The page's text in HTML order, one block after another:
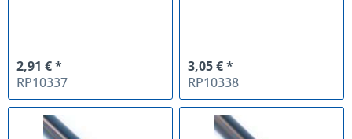
2,91 € *
RP10337
3,05 € *
RP10338